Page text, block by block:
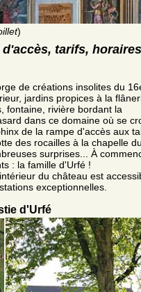
)
tarifs, horaires
de créations insolites du
jardins propices à la
fontaine, rivière bordant la
dans ce domaine où se
de la rampe d'accès aux
des rocailles à la chapelle
surprises... À
: la famille d'Urfé !
du château est
exceptionnelles.
d'Urfé